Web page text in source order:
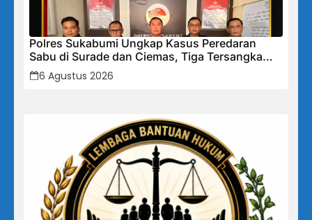
Polres Sukabumi Ungkap Kasus Peredaran
Sabu di Surade dan Ciemas, Tiga Tersangka
Diamankan
6 Agustus 2026